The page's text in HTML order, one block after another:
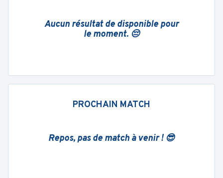
Aucun résultat de disponible pour
le moment. 😔
PROCHAIN MATCH
Repos, pas de match à venir ! 😎